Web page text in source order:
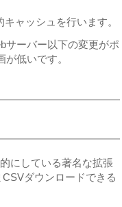
ャッシュを行います。
サーバー以下の変更がポ
低いです。
にしている著名な拡張
ダウンロードできる